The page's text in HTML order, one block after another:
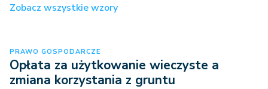
Zobacz wszystkie wzory
PRAWO GOSPODARCZE
Opłata za użytkowanie wieczyste a
zmiana korzystania z gruntu